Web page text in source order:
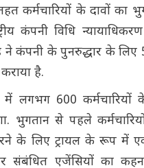
तहत कर्मचारियों के दावों का
कंपनी विधि
ने कंपनी के पुनरुद्धार के
है.
लगभग 600 कर्मचारियों
भुगतान से पहले
के लिए ट्रायल के रूप में
संबंधित एजेंसियों का